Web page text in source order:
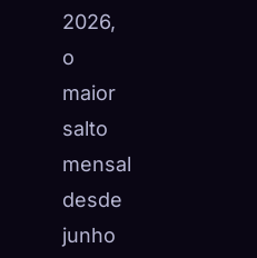
2026,
o
maior
salto
mensal
desde
junho